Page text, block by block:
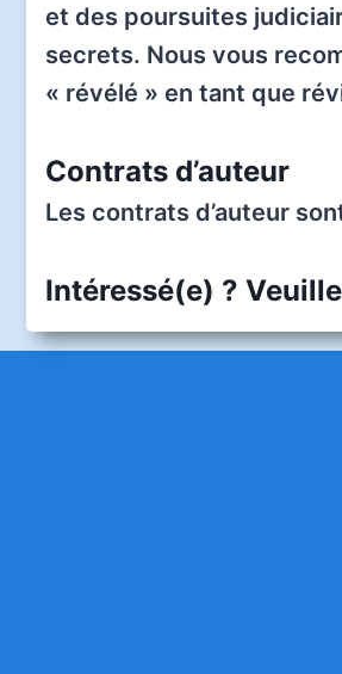
et des poursuites
secrets. Nous vous
« révélé » en tant que
Contrats d’auteur
Les contrats d’auteur
Intéressé(e) ?